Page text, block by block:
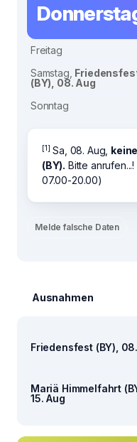
Freitag
Samstag,
(BY), 08. Aug
Sonntag
[1] Sa, 08. Aug,
(BY). Bitte
07.00-20.00)
Melde falsche Daten
Ausnahmen
Friedensfest (BY),
Mariä Himmelfahrt
15. Aug